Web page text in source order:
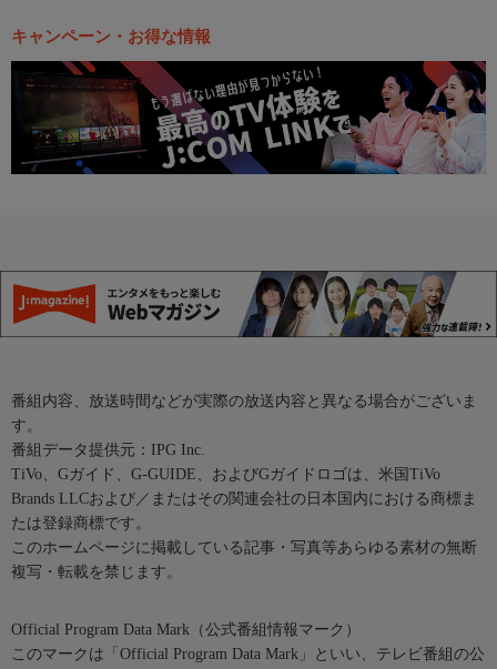
キャンペーン・お得な情報
番組内容、放送時間などが実際の放送内容と異なる場合がございま
す。
番組データ提供元：IPG Inc.
TiVo、Gガイド、G-GUIDE、およびGガイドロゴは、米国TiVo
Brands LLCおよび／またはその関連会社の日本国内における商標ま
たは登録商標です。
このホームページに掲載している記事・写真等あらゆる素材の無断
複写・転載を禁じます。
Official Program Data Mark（公式番組情報マーク）
このマークは「Official Program Data Mark」といい、テレビ番組の公